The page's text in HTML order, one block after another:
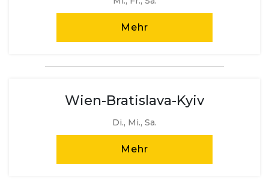
Mehr
Wien-Bratislava-Kyiv
Di., Mi., Sa.
Mehr